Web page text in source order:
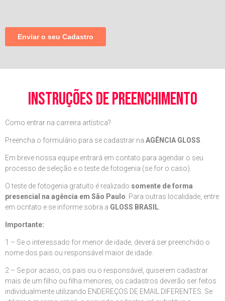
instruções de preenchimento
Como entrar na carreira artística?
Preencha o formulário para se cadastrar na AGÊNCIA GLOSS
Em breve nossa equipe entrará em contato para agendar o seu
processo de seleção e o teste de fotogenia (se for o caso).
O teste de fotogenia gratuito é realizado somente de forma
presencial na agência em São Paulo . Para outras localidade, entre
em ocntato e se informe sobra a GLOSS BRASIL
Importante:
1 – Se o interessado for menor de idade, deverá ser preenchido o
nome dos pais ou responsável maior de idade.
2 – Se por acaso, os pais ou o responsável, quiserem cadastrar
mais de um filho ou filha menores, os cadastros deverão ser feitos
individualmente utilizando ENDEREÇOS DE EMAIL DIFERENTES. Se